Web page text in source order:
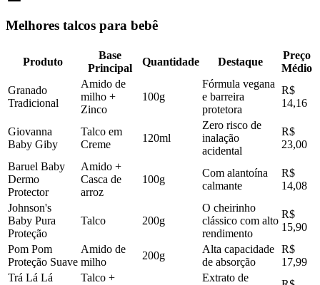
Melhores talcos para bebê
Produto
Base
Principal
Quantidade Destaque
Preço
Médio
Granado
Tradicional
Amido de
milho +
Zinco
100g
Fórmula vegana
e barreira
protetora
R$
14,16
Giovanna
Baby Giby
Talco em
Creme
120ml
Zero risco de
inalação
acidental
R$
23,00
Baruel Baby
Dermo
Protector
Amido +
Casca de
arroz
100g
Com alantoína
calmante
R$
14,08
Johnson's
Baby Pura
Proteção
Talco 200g
O cheirinho
clássico com alto
rendimento
R$
15,90
Pom Pom
Proteção Suave
Amido de
milho
200g
Alta capacidade
de absorção
R$
17,99
Trá Lá Lá
Talco +
Extrato de